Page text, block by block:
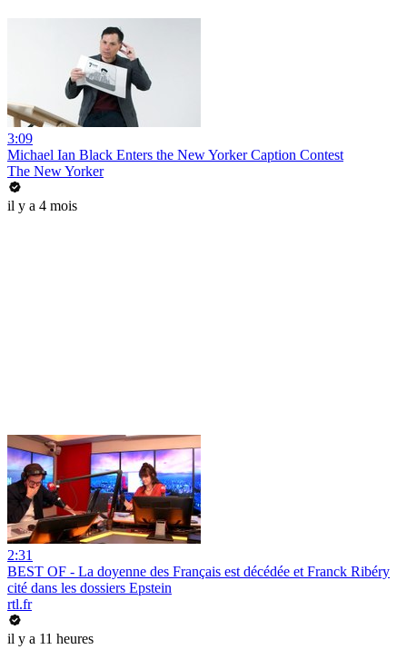
3:09
Michael Ian Black Enters the New Yorker Caption Contest
The New Yorker
il y a 4 mois
2:31
BEST OF - La doyenne des Français est décédée et Franck Ribéry
cité dans les dossiers Epstein
rtl.fr
il y a 11 heures